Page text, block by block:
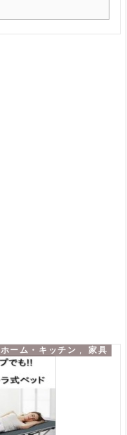
ホーム・キッチン , 家具